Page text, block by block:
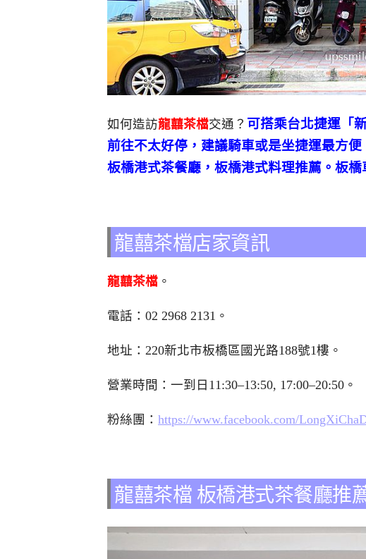
如何造訪龍囍茶檔交通？ 可搭乘台北捷運「
前往不太好停， 建議騎車或是坐捷運最方便
板橋港式茶餐廳，板橋港式料理推薦。板橋
龍囍茶檔店家資訊
龍囍茶檔 。
電話： 02 2968 2131 。
地址：220新北市板橋區國光路188號1樓。
營業時間：一到日11:30–13:50, 17:00–20:50。
粉絲團： https://www.facebook.com/
龍囍茶檔 板橋港式茶餐廳推